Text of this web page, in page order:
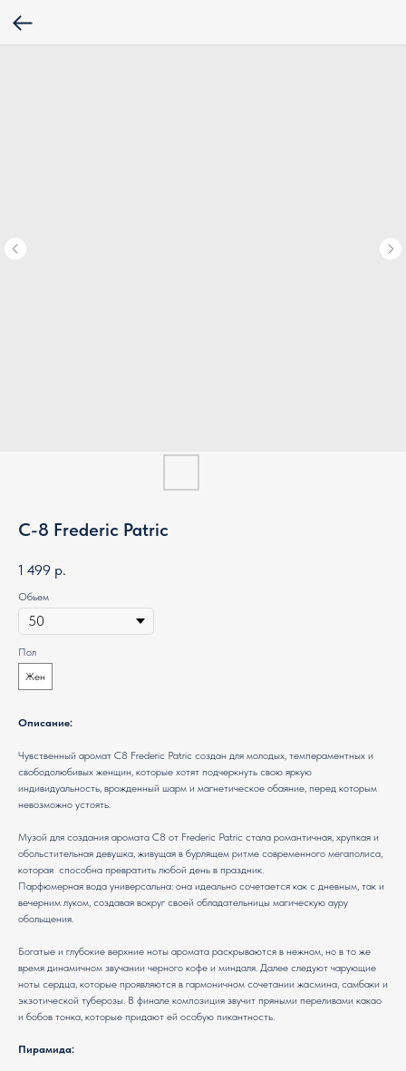
C-8 Frederic Patric
1 499 р.
Обьем
Пол
Жен
Описание:
Чувственный аромат С8 Frederic Patric создан для молодых, темпераментных и
свободолюбивых женщин, которые хотят подчеркнуть свою яркую
индивидуальность, врожденный шарм и магнетическое обаяние, перед которым
невозможно устоять.
Музой для создания аромата С8 от Frederic Patric стала романтичная, хрупкая и
обольстительная девушка, живущая в бурлящем ритме современного мегаполиса,
которая способна превратить любой день в праздник.
Парфюмерная вода универсальна: она идеально сочетается как с дневным, так и
вечерним луком, создавая вокруг своей обладательницы магическую ауру
обольщения.
Богатые и глубокие верхние ноты аромата раскрываются в нежном, но в то же
время динамичном звучании черного кофе и миндаля. Далее следуют чарующие
ноты сердца, которые проявляются в гармоничном сочетании жасмина, самбаки и
экзотической туберозы. В финале композиция звучит пряными переливами какао
и бобов тонка, которые придают ей особую пикантность.
Пирамида: